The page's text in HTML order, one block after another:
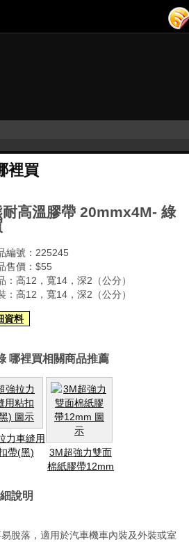
裡買
耐高溫膠帶 20mmx4M- 綠
編號：225245
售價：$55
：高12，寬14，深2（公分）
：高12，寬14，深2（公分）
資料
哪裡買相關商品推薦
力車縫用
帶(黑)
3M超強力雙面
棉紙膠帶12mm
說明
脫落，適用於汽車機車內裝及外裝或室